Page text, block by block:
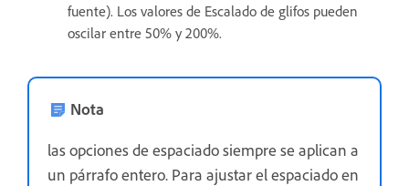
fuente). Los valores de Escalado de glifos pueden
oscilar entre 50% y 200%.
Nota
las opciones de espaciado siempre se aplican a
un párrafo entero. Para ajustar el espaciado en